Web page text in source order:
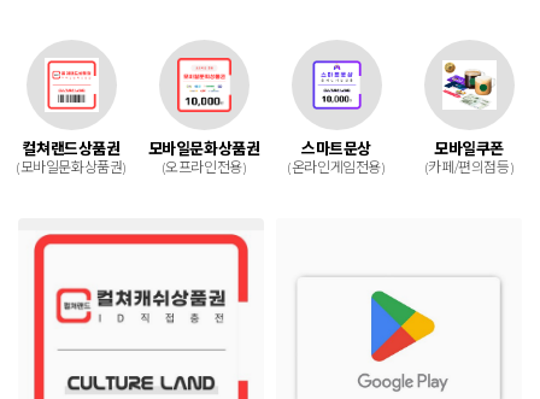
컬쳐랜드상품권
(모바일문화상품권)
모바일문화상품권
(오프라인전용)
스마트문상
(온라인게임전용)
모바일쿠폰
(카페/편의점등)